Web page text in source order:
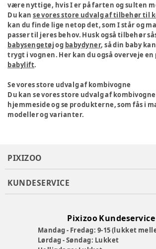
være nyttige, hvis I er på farten og sulten
Du kanse vores store udvalg af tilbehør til
kan du finde lige netop det, som I står og
passer til jeres behov. Husk også tilbehør
babysengetøjog babydyner, så din baby
trygt i vognen. Her kan du også overveje
babylift.
Se vores store udvalg af kombivogne
Du kan se vores store udvalg af
hjemmeside og se produkterne, som fås i
modeller og varianter.
PIXIZOO
KUNDESERVICE
Pixizoo Kundeservice
Mandag - Fredag: 9-15 (lukket
Lørdag - Søndag: Lukket